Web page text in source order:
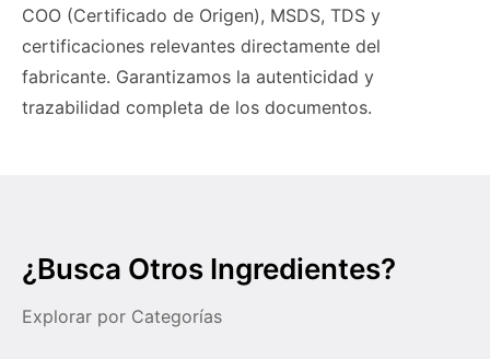
COO (Certificado de Origen), MSDS, TDS y
certificaciones relevantes directamente del
fabricante. Garantizamos la autenticidad y
trazabilidad completa de los documentos.
¿Busca Otros Ingredientes?
Explorar por Categorías